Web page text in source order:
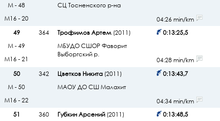
СЦ Тосненского р-на
М - 48
М16 - 20
04:26 min/km
49
364 Трофимов Артем(2011)
МБУДО СШОР Фаворит
Выборгский р.
0:13:25,5
М - 49
М16 - 21
04:28 min/km
50
342 Цветков Никита(2011)
МАОУ ДО СШ Малахит
0:13:43,7
М - 50
М16 - 22
04:34 min/km
51
360 Губкин Арсений(2011) 0:13:48,5